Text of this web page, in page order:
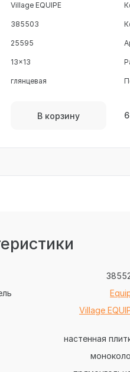
Village EQUIPE
385503
25595
13x13
глянцевая
В корзину
Village
настенная